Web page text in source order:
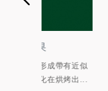
啤
生活小撇步：麵
蔥圈！洋蔥裹上